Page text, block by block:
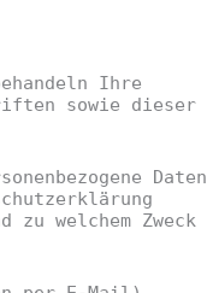
Ihre
sowie dieser
Daten
welchem Zweck